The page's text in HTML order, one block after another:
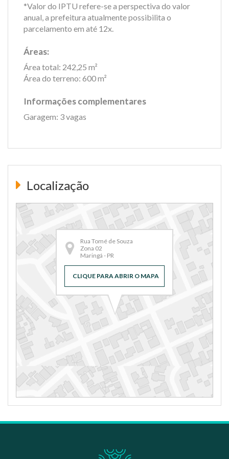
*Valor do IPTU refere-se a perspectiva do valor
anual, a prefeitura atualmente possibilita o
parcelamento em até 12x.
Áreas:
Área total: 242,25 m²
Área do terreno: 600 m²
Informações complementares
Garagem: 3 vagas
Localização
Rua Tomé de Souza
Zona 02
Maringá - PR
CLIQUE PARA ABRIR O MAPA